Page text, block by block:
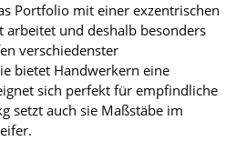
Portfolio mit einer exzentrischen
arbeitet und deshalb besonders
verschiedenster
bietet Handwerkern eine
sich perfekt für empfindliche
setzt auch sie Maßstäbe im